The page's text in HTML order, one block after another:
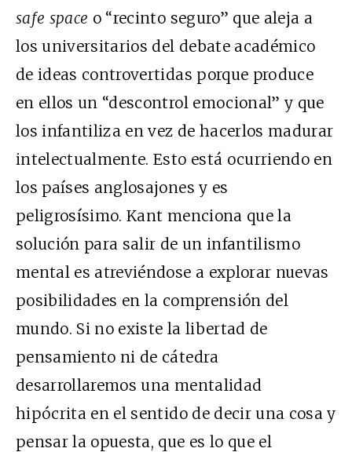
safe space o “recinto seguro” que aleja a
los universitarios del debate académico
de ideas controvertidas porque produce
en ellos un “descontrol emocional” y que
los infantiliza en vez de hacerlos madurar
intelectualmente. Esto está ocurriendo en
los países anglosajones y es
peligrosísimo. Kant menciona que la
solución para salir de un infantilismo
mental es atreviéndose a explorar nuevas
posibilidades en la comprensión del
mundo. Si no existe la libertad de
pensamiento ni de cátedra
desarrollaremos una mentalidad
hipócrita en el sentido de decir una cosa y
pensar la opuesta, que es lo que el